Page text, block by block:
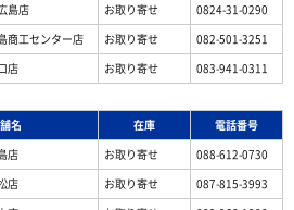
島店 お取り寄せ
0824-31-0290
商工センター店 お取り寄せ
082-501-3251
店 お取り寄せ 083-941-0311
名 在庫
電話番号
店 お取り寄せ
088-612-0730
店 お取り寄せ
087-815-3993